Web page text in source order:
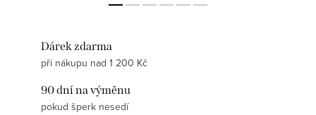
Dárek zdarma
při nákupu nad 1 200 Kč
90 dní na výměnu
pokud šperk nesedí